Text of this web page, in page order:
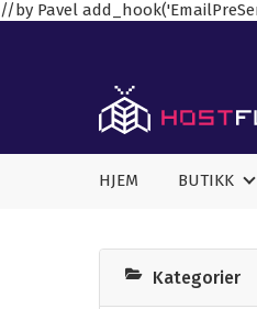
//by Pavel
HJEM BUTIKK
Kategorier